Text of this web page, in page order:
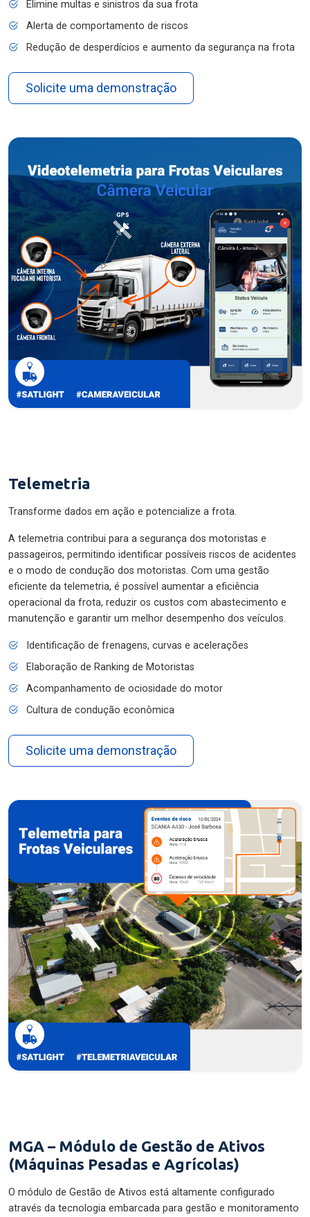
Elimine multas e sinistros da sua frota
Alerta de comportamento de riscos
Redução de desperdícios e aumento da segurança na frota
Solicite uma demonstração
Telemetria
Transforme dados em ação e potencialize a frota.
A telemetria contribui para a segurança dos motoristas e
passageiros, permitindo identificar possíveis riscos de acidentes
e o modo de condução dos motoristas. Com uma gestão
eficiente da telemetria, é possível aumentar a eficiência
operacional da frota, reduzir os custos com abastecimento e
manutenção e garantir um melhor desempenho dos veículos.
Identificação de frenagens, curvas e acelerações
Elaboração de Ranking de Motoristas
Acompanhamento de ociosidade do motor
Cultura de condução econômica
Solicite uma demonstração
MGA – Módulo de Gestão de Ativos
(Máquinas Pesadas e Agrícolas)
O módulo de Gestão de Ativos está altamente configurado
através da tecnologia embarcada para gestão e monitoramento